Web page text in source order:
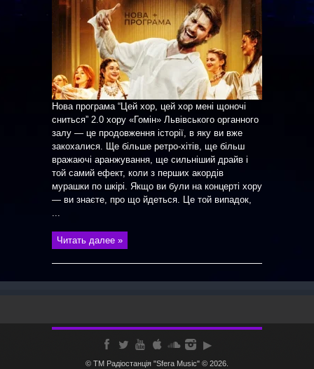
Нова програма “Цей хор, цей хор мені щоночі
сниться” 2.0 хору «Гомін» Львівського органного
залу — це продовження історії, в яку ви вже
закохалися. Ще більше ретро-хітів, ще більш
вражаючі аранжування, ще сильніший драйв і
той самий ефект, коли з перших акордів
мурашки по шкірі. Якщо ви були на концерті хору
— ви знаєте, про що йдеться. Це той випадок,
...
Читать далее »
© ТМ Радiостанцiя "Sfera Music" © 2026.